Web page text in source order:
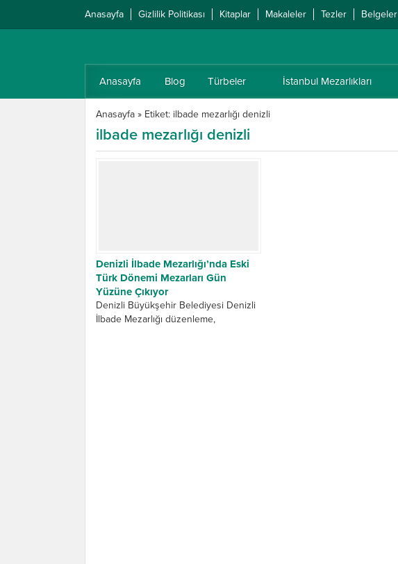
Anasayfa Gizlilik Politikası Kitaplar Makaleler Tezler Belgeler
Anasayfa Blog Türbeler İstanbul Mezarlıkları
Anasayfa » Etiket: ilbade mezarlığı denizli
ilbade mezarlığı denizli
Denizli İlbade Mezarlığı’nda Eski
Türk Dönemi Mezarları Gün
Yüzüne Çıkıyor
Denizli Büyükşehir Belediyesi Denizli
İlbade Mezarlığı düzenleme,